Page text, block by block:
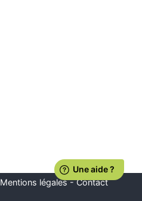
Mentions légales-Contact